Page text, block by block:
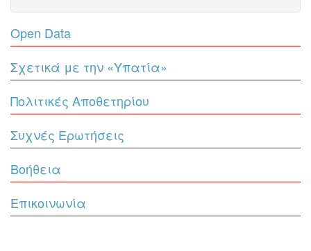
Open Data
Σχετικά με την «Υπατία»
Πολιτικές Αποθετηρίου
Συχνές Ερωτήσεις
Βοήθεια
Επικοινωνία